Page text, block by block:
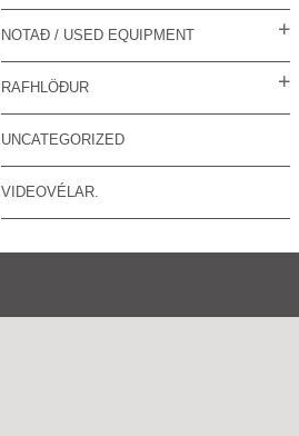
NOTAÐ / USED EQUIPMENT
RAFHLÖÐUR
UNCATEGORIZED
VIDEOVÉLAR.